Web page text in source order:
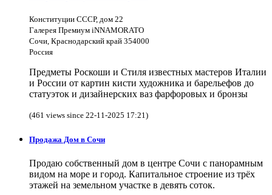
Конституции СССР, дом 22
Галерея Премиум iNNAMORATO
Сочи, Краснодарский край 354000
Россия
Предметы Роскоши и Стиля известных мастеров Италии
и России от картин кисти художника и барельефов до
статуэток и дизайнерских ваз фарфоровых и бронзы
(461 views since 22-11-2025 17:21)
Продажа Дом в Сочи
Продаю собственный дом в центре Сочи с панорамным
видом на море и город. Капитальное строение из трёх
этажей на земельном участке в девять соток.